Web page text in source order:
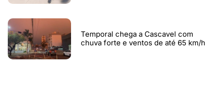
Temporal chega a Cascavel com
chuva forte e ventos de até 65 km/h